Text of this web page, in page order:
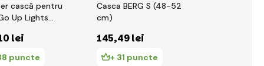
cască pentru
Up Lights
lei
puncte
Casca BERG S (48-52
cm)
145,49 lei
+ 31 puncte